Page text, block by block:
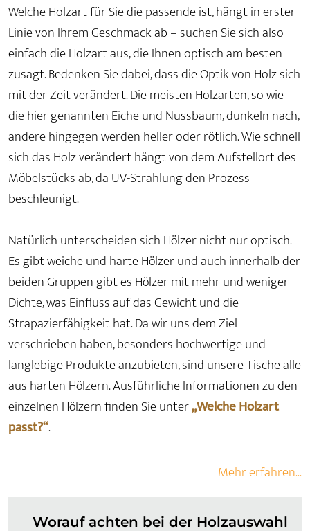
Welche Holzart für Sie die passende ist, hängt in erster
Linie von Ihrem Geschmack ab – suchen Sie sich also
einfach die Holzart aus, die Ihnen optisch am besten
zusagt. Bedenken Sie dabei, dass die Optik von Holz sich
mit der Zeit verändert. Die meisten Holzarten, so wie
die hier genannten Eiche und Nussbaum, dunkeln nach,
andere hingegen werden heller oder rötlich. Wie schnell
sich das Holz verändert hängt von dem Aufstellort des
Möbelstücks ab, da UV-Strahlung den Prozess
beschleunigt.
Natürlich unterscheiden sich Hölzer nicht nur optisch.
Es gibt weiche und harte Hölzer und auch innerhalb der
beiden Gruppen gibt es Hölzer mit mehr und weniger
Dichte, was Einfluss auf das Gewicht und die
Strapazierfähigkeit hat. Da wir uns dem Ziel
verschrieben haben, besonders hochwertige und
langlebige Produkte anzubieten, sind unsere Tische alle
aus harten Hölzern. Ausführliche Informationen zu den
einzelnen Hölzern finden Sie unter„Welche Holzart
passt?“.
Mehr erfahren...
Worauf achten bei der Holzauswahl